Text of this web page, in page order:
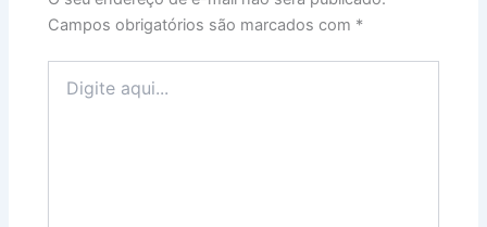
Campos obrigatórios são marcados com *
aqui...